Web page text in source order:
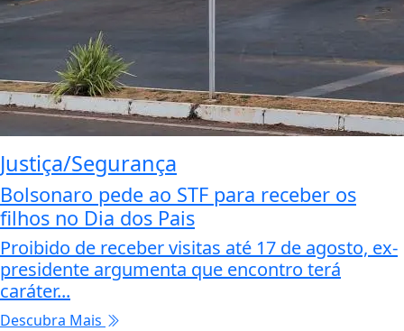
Justiça/Segurança
Bolsonaro pede ao STF para receber os
filhos no Dia dos Pais
Proibido de receber visitas até 17 de agosto, ex-
presidente argumenta que encontro terá
caráter...
Descubra Mais